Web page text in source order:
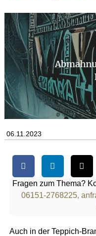
06.11.2023
Fragen zum Thema?
06151-2768225,
Auch in der Teppich-